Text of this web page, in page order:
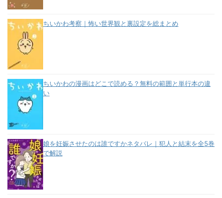
ちいかわ考察｜怖い世界観と裏設定を総まとめ
ちいかわの漫画はどこで読める？無料の範囲と単行本の違
い
娘を妊娠させたのは誰ですかネタバレ｜犯人と結末を全5巻
で解説